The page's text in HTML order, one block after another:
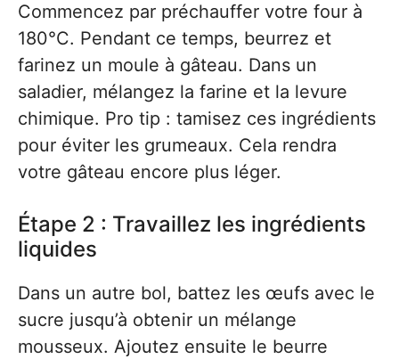
Commencez par préchauffer votre four à
180°C. Pendant ce temps, beurrez et
farinez un moule à gâteau. Dans un
saladier, mélangez la farine et la levure
chimique. Pro tip : tamisez ces ingrédients
pour éviter les grumeaux. Cela rendra
votre gâteau encore plus léger.
Étape 2 : Travaillez les ingrédients
liquides
Dans un autre bol, battez les œufs avec le
sucre jusqu’à obtenir un mélange
mousseux. Ajoutez ensuite le beurre